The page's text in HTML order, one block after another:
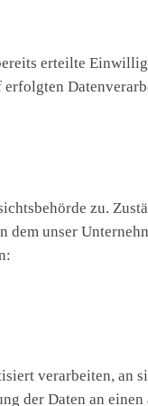
erteilte
zu.
unser
verarbeiten, an
der Daten an einen